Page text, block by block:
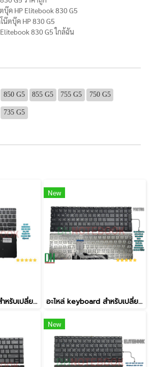
ค HP Elitebook 830 G5
ตบุ๊ค HP 830 G5
830 G5 ใกล้ฉัน
850 G5 855 G5 755 G5 750 G5
735 G5
อะไหล่ keyboard สำหรับเปลี่ยน รุ่น ELITEBOOK 820 G3 820 G4, 725 G3,725 G4 BACKLIT มีไฟ มีปุ่มเมาส์
New
อะไหล่ keyboard สำหรับเปลี่ยน รุ่น Victus 16-D 16T-D 16-R 16-E 16-S TPN-Q263 TPN-Q264,Victus 15-FB 15-FB0015NR FB1013DX,15-FA 15-FB ไม่มีไฟ
New